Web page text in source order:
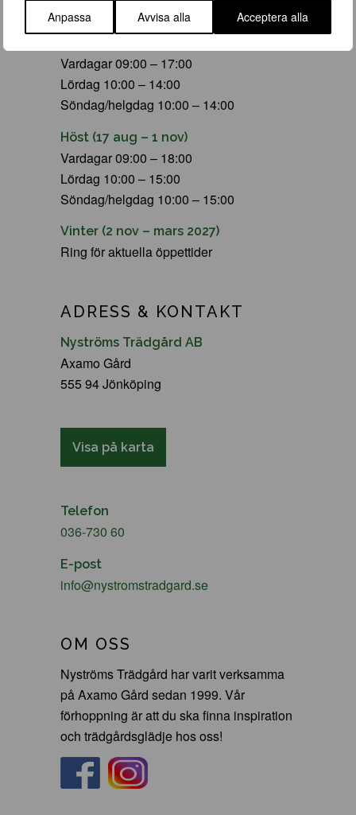
Anpassa Avvisa alla Acceptera alla
Söndag/helgdag 10:00 – 16:00
Vardagar 09:00 – 17:00
Lördag 10:00 – 14:00
Söndag/helgdag 10:00 – 14:00
Höst (17 aug – 1 nov)
Vardagar 09:00 – 18:00
Lördag 10:00 – 15:00
Söndag/helgdag 10:00 – 15:00
Vinter (2 nov – mars 2027)
Ring för aktuella öppettider
ADRESS & KONTAKT
Nyströms Trädgård AB
Axamo Gård
555 94 Jönköping
Visa på karta
Telefon
036-730 60
E-post
info@nystromstradgard.se
OM OSS
Nyströms Trädgård har varit verksamma
på Axamo Gård sedan 1999. Vår
förhoppning är att du ska finna inspiration
och trädgårdsglädje hos oss!